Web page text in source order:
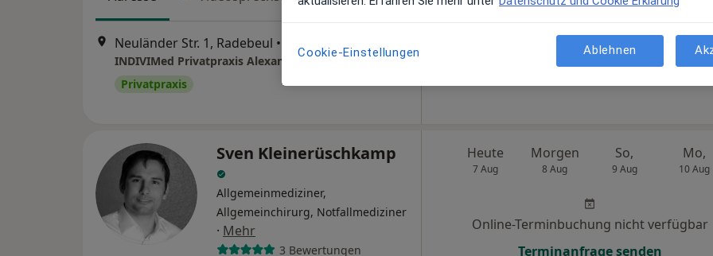
Neuländer Str. 1, Radebeul •
INDIVIMed Privatpraxis Alexandra Nitsche Fachärztin f. Allgemeinmedizin
Privatpraxis
Sven Kleinerüschkamp
Allgemeinmediziner,
Allgemeinchirurg, Notfallmediziner
· Mehr
3 Bewertungen
Heute
7 Aug
Morgen
8 Aug
So,
9 Aug
Mo,
10 Aug
Online-Terminbuchung nicht verfügbar
Terminanfrage senden
Cookie-Einstellungen Ablehnen